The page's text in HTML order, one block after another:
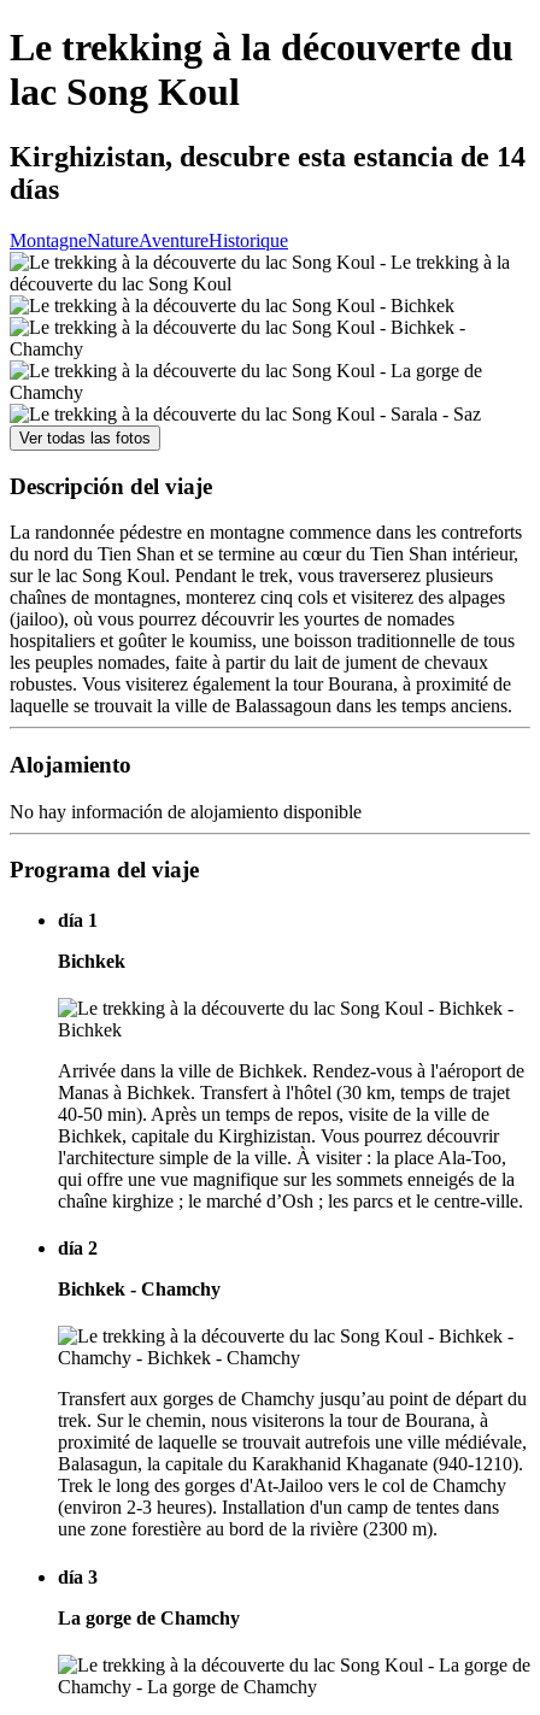
Le trekking à la découverte du
lac Song Koul
Kirghizistan, descubre esta estancia de 14
días
MontagneNatureAventureHistorique
Ver todas las fotos
Descripción del viaje
La randonnée pédestre en montagne commence dans les contreforts
du nord du Tien Shan et se termine au cœur du Tien Shan intérieur,
sur le lac Song Koul. Pendant le trek, vous traverserez plusieurs
chaînes de montagnes, monterez cinq cols et visiterez des alpages
(jailoo), où vous pourrez découvrir les yourtes de nomades
hospitaliers et goûter le koumiss, une boisson traditionnelle de tous
les peuples nomades, faite à partir du lait de jument de chevaux
robustes. Vous visiterez également la tour Bourana, à proximité de
laquelle se trouvait la ville de Balassagoun dans les temps anciens.
Alojamiento
No hay información de alojamiento disponible
Programa del viaje
día 1
Bichkek
Arrivée dans la ville de Bichkek. Rendez-vous à l'aéroport de
Manas à Bichkek. Transfert à l'hôtel (30 km, temps de trajet
40-50 min). Après un temps de repos, visite de la ville de
Bichkek, capitale du Kirghizistan. Vous pourrez découvrir
l'architecture simple de la ville. À visiter : la place Ala-Too,
qui offre une vue magnifique sur les sommets enneigés de la
chaîne kirghize ; le marché d’Osh ; les parcs et le centre-ville.
día 2
Bichkek - Chamchy
Transfert aux gorges de Chamchy jusqu’au point de départ du
trek. Sur le chemin, nous visiterons la tour de Bourana, à
proximité de laquelle se trouvait autrefois une ville médiévale,
Balasagun, la capitale du Karakhanid Khaganate (940-1210).
Trek le long des gorges d'At-Jailoo vers le col de Chamchy
(environ 2-3 heures). Installation d'un camp de tentes dans
une zone forestière au bord de la rivière (2300 m).
día 3
La gorge de Chamchy